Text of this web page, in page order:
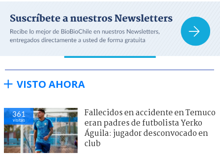
VISTO AHORA
361
visitas
Fallecidos en accidente en Temuco
eran padres de futbolista Yerko
Águila: jugador desconvocado en
club